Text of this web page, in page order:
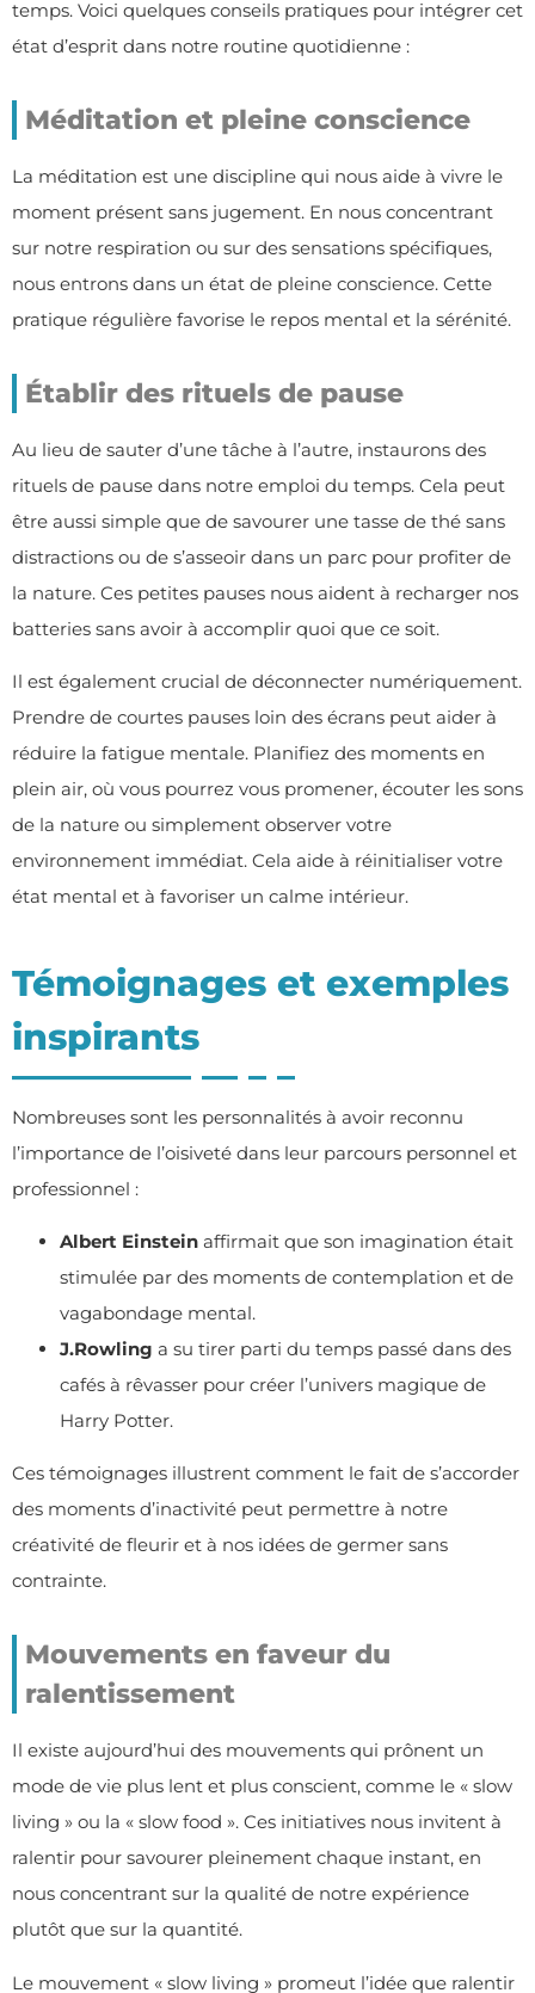
temps. Voici quelques conseils pratiques pour intégrer cet
état d’esprit dans notre routine quotidienne :
Méditation et pleine conscience
La méditation est une discipline qui nous aide à vivre le
moment présent sans jugement. En nous concentrant
sur notre respiration ou sur des sensations spécifiques,
nous entrons dans un état de pleine conscience. Cette
pratique régulière favorise le repos mental et la sérénité.
Établir des rituels de pause
Au lieu de sauter d’une tâche à l’autre, instaurons des
rituels de pause dans notre emploi du temps. Cela peut
être aussi simple que de savourer une tasse de thé sans
distractions ou de s’asseoir dans un parc pour profiter de
la nature. Ces petites pauses nous aident à recharger nos
batteries sans avoir à accomplir quoi que ce soit.
Il est également crucial de déconnecter numériquement.
Prendre de courtes pauses loin des écrans peut aider à
réduire la fatigue mentale. Planifiez des moments en
plein air, où vous pourrez vous promener, écouter les sons
de la nature ou simplement observer votre
environnement immédiat. Cela aide à réinitialiser votre
état mental et à favoriser un calme intérieur.
Témoignages et exemples
inspirants
Nombreuses sont les personnalités à avoir reconnu
l’importance de l’oisiveté dans leur parcours personnel et
professionnel :
Albert Einstein affirmait que son imagination était
stimulée par des moments de contemplation et de
vagabondage mental.
J.Rowling a su tirer parti du temps passé dans des
cafés à rêvasser pour créer l’univers magique de
Harry Potter.
Ces témoignages illustrent comment le fait de s’accorder
des moments d’inactivité peut permettre à notre
créativité de fleurir et à nos idées de germer sans
contrainte.
Mouvements en faveur du
ralentissement
Il existe aujourd’hui des mouvements qui prônent un
mode de vie plus lent et plus conscient, comme le « slow
living » ou la « slow food ». Ces initiatives nous invitent à
ralentir pour savourer pleinement chaque instant, en
nous concentrant sur la qualité de notre expérience
plutôt que sur la quantité.
Le mouvement « slow living » promeut l’idée que ralentir